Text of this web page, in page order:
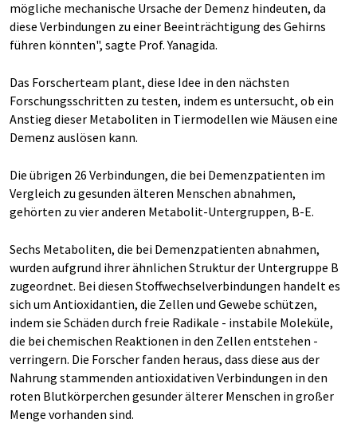
mögliche mechanische Ursache der Demenz hindeuten, da
diese Verbindungen zu einer Beeinträchtigung des Gehirns
führen könnten", sagte Prof. Yanagida.
Das Forscherteam plant, diese Idee in den nächsten
Forschungsschritten zu testen, indem es untersucht, ob ein
Anstieg dieser Metaboliten in Tiermodellen wie Mäusen eine
Demenz auslösen kann.
Die übrigen 26 Verbindungen, die bei Demenzpatienten im
Vergleich zu gesunden älteren Menschen abnahmen,
gehörten zu vier anderen Metabolit-Untergruppen, B-E.
Sechs Metaboliten, die bei Demenzpatienten abnahmen,
wurden aufgrund ihrer ähnlichen Struktur der Untergruppe B
zugeordnet. Bei diesen Stoffwechselverbindungen handelt es
sich um Antioxidantien, die Zellen und Gewebe schützen,
indem sie Schäden durch freie Radikale - instabile Moleküle,
die bei chemischen Reaktionen in den Zellen entstehen -
verringern. Die Forscher fanden heraus, dass diese aus der
Nahrung stammenden antioxidativen Verbindungen in den
roten Blutkörperchen gesunder älterer Menschen in großer
Menge vorhanden sind.